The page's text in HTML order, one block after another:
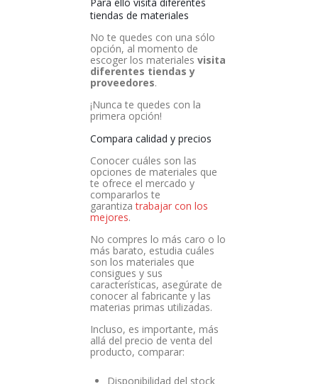
tiendas de materiales
No te quedes con una sólo
opción, al momento de
escoger los materiales visita
diferentes tiendas y
proveedores.
¡Nunca te quedes con la
primera opción!
Compara calidad y precios
Conocer cuáles son las
opciones de materiales que
te ofrece el mercado y
compararlos te
garantiza trabajar con los
mejores.
No compres lo más caro o lo
más barato, estudia cuáles
son los materiales que
consigues y sus
características, asegúrate de
conocer al fabricante y las
materias primas utilizadas.
Incluso, es importante, más
allá del precio de venta del
producto, comparar:
Disponibilidad del stock